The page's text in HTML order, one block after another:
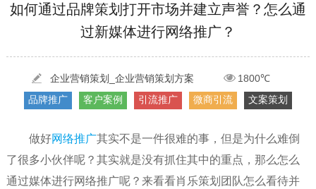
[2022-05-29] 实体门店如何做网络推广吸引客户，实体店网络营销技巧... 更多 >
污水处理设备厂家产品如何做网络推广（污水处理项目网...
如何通过品牌策划打开市场并建立声誉？怎么通
过新媒体进行网络推广？
企业营销策划_企业营销策划方案
1800℃
品牌推广
客户案例 引流推广 微商引流 文案策划
做好网络推广其实不是一件很难的事，但是为什么难倒
了很多小伙伴呢？其实就是没有抓住其中的重点，那么怎么
通过媒体进行网络推广呢？来看看肖乐策划团队怎么看待并